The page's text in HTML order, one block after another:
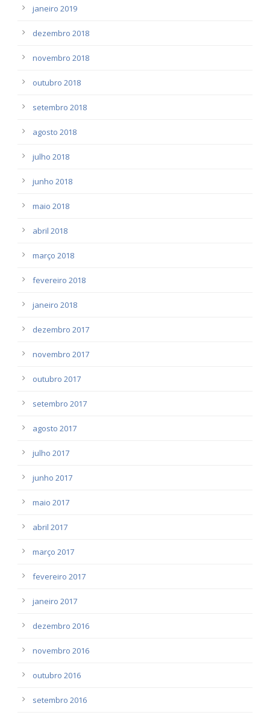
janeiro 2019
dezembro 2018
novembro 2018
outubro 2018
setembro 2018
agosto 2018
julho 2018
junho 2018
maio 2018
abril 2018
março 2018
fevereiro 2018
janeiro 2018
dezembro 2017
novembro 2017
outubro 2017
setembro 2017
agosto 2017
julho 2017
junho 2017
maio 2017
abril 2017
março 2017
fevereiro 2017
janeiro 2017
dezembro 2016
novembro 2016
outubro 2016
setembro 2016